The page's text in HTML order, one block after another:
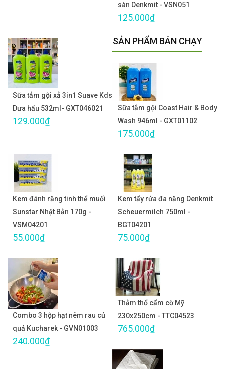
sàn Denkmit - VSN051
125.000₫
Sữa tắm gội xả 3in1 Suave Kds
Dưa hấu 532ml- GXT046021
129.000₫
SẢN PHẨM BÁN CHẠY
Sữa tắm gội Coast Hair & Body
Wash 946ml - GXT01102
175.000₫
Kem đánh răng tinh thể muối
Sunstar Nhật Bản 170g -
VSM04201
55.000₫
Kem tẩy rửa đa năng Denkmit
Scheuermilch 750ml -
BGT04201
75.000₫
Combo 3 hộp hạt nêm rau củ
quả Kucharek - GVN01003
240.000₫
Thảm thổ cẩm cờ Mỹ
230x250cm - TTC04523
765.000₫